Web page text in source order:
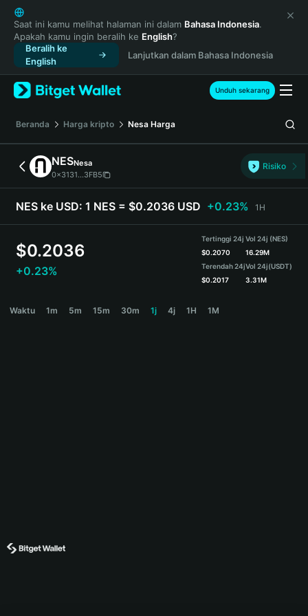
English
日本語
Tiếng Việt
Русский
Español (Latinoamérica)
Türkçe
Français
Deutsch
简体中文
繁體中文
Português (Portugal)
Bahasa Indonesia
ภาษาไทย
Español
Español (Argentina)
Saat ini kamu melihat halaman ini dalam Bahasa Indonesia.
Apakah kamu ingin beralih ke English?
Beralih ke
English
Lanjutkan dalam Bahasa Indonesia
Unduh sekarang
Beranda Harga kripto Nesa Harga
NESNesa
0x3131...3FB5
Risiko
NES ke USD: 1 NES = $0.2036 USD +0.23% 1H
$0.2036
+0.23%
Tertinggi 24j
$0.2070
Terendah 24j
$0.2017
Vol 24j (NES)
16.29M
Vol 24j(USDT)
3.31M
Waktu 1m 5m 15m 30m 1j 4j 1H 1M